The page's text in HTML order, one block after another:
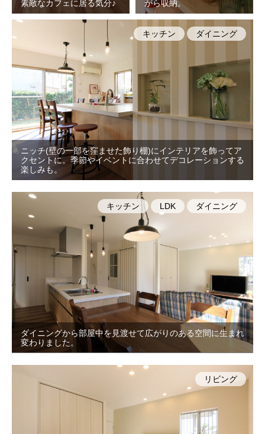
素敵なカフェに居る気分♪ がら収納。
ニッチ(壁の一部を窪ませた飾り棚)にインテリアを飾ってア
クセントに。季節やイベントに合わせてデコレーションする
楽しみも。
キッチン ダイニング
ダイニングから部屋中を見渡せて広がりのある空間に生まれ
変わりました。
キッチン LDK ダイニング
リビング